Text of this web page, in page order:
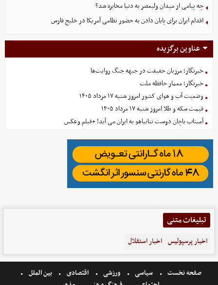
چه پیامی از میدان ولیعصر به دنیا مخابره شد؟
اقدام ایران برای پایان دادن به حضور نظامی آمریکا در خلیج فارس
عناوین برگزیده
خبرنگار؛ مرزبان حقیقت در جبهه جنگ روایت‌ها
خبرنگار؛ معمار حافظه ملت
وضعیت آب و هوای کشور امروز شنبه ۱۷ مرداد ۱۴۰۵
قیمت سکه و طلا امروز شنبه ۱۷ مرداد ۱۴۰۵
آمیتاب باچان دوست نتانیاهو به ایران می آید! +فیلم وعکس
تبلیغات متنی
اخبار پرسپولیس اخبار استقلال
صفحه نخست سیاسی ورزشی اقتصادی
بین الملل